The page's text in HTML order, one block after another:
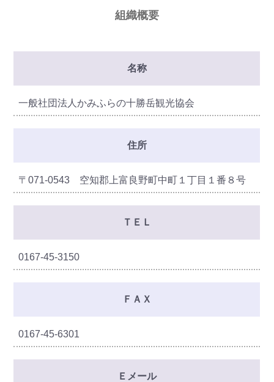
組織概要
名称
一般社団法人かみふらの十勝岳観光協会
住所
〒071-0543 空知郡上富良野町中町１丁目１番８号
ＴＥＬ
0167-45-3150
ＦＡＸ
0167-45-6301
Ｅメール